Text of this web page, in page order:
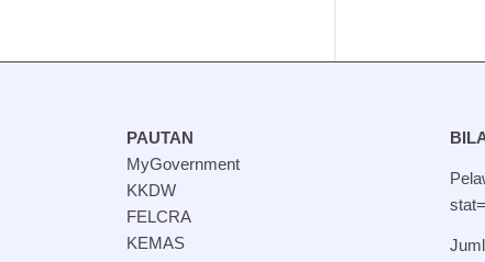
PAUTAN
MyGovernment
KKDW
FELCRA
KEMAS